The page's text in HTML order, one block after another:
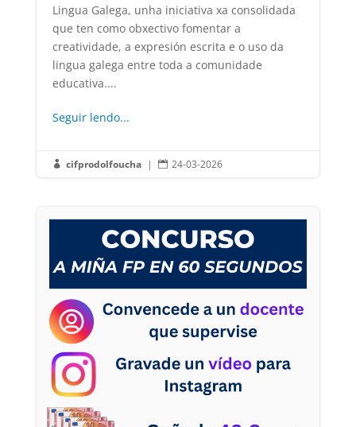
Lingua Galega, unha iniciativa xa consolidada
que ten como obxectivo fomentar a
creatividade, a expresión escrita e o uso da
lingua galega entre toda a comunidade
educativa....
Seguir lendo...
 cifprodolfoucha |  24-03-2026